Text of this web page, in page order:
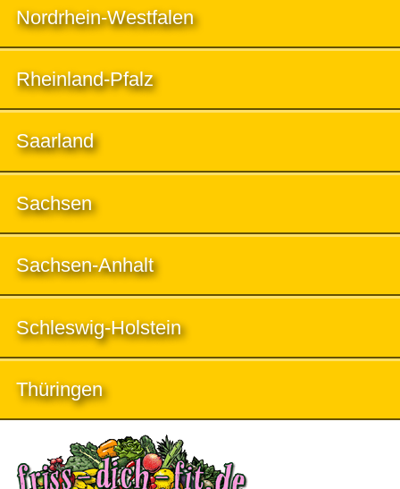
Nordrhein-Westfalen
Rheinland-Pfalz
Saarland
Sachsen
Sachsen-Anhalt
Schleswig-Holstein
Thüringen